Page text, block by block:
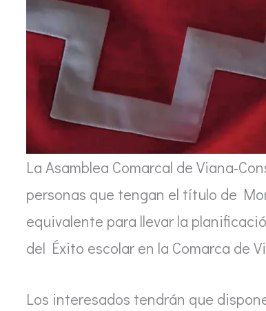
La Asamblea Comarcal de Viana-
personas que tengan el título de
equivalente para llevar la
del Éxito escolar en la Comarca de
Los interesados tendrán que